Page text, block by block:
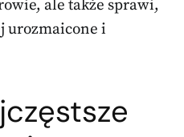
ale także sprawi,
urozmaicone i